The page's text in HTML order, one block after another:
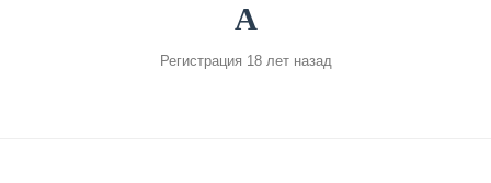
А
Регистрация 18 лет назад